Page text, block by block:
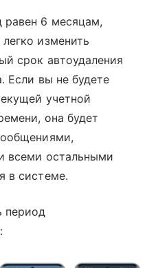
равен 6 месяцам,
изменить
срок автоудаления
Если вы не будете
учетной
она будет
всеми остальными
в системе.
период